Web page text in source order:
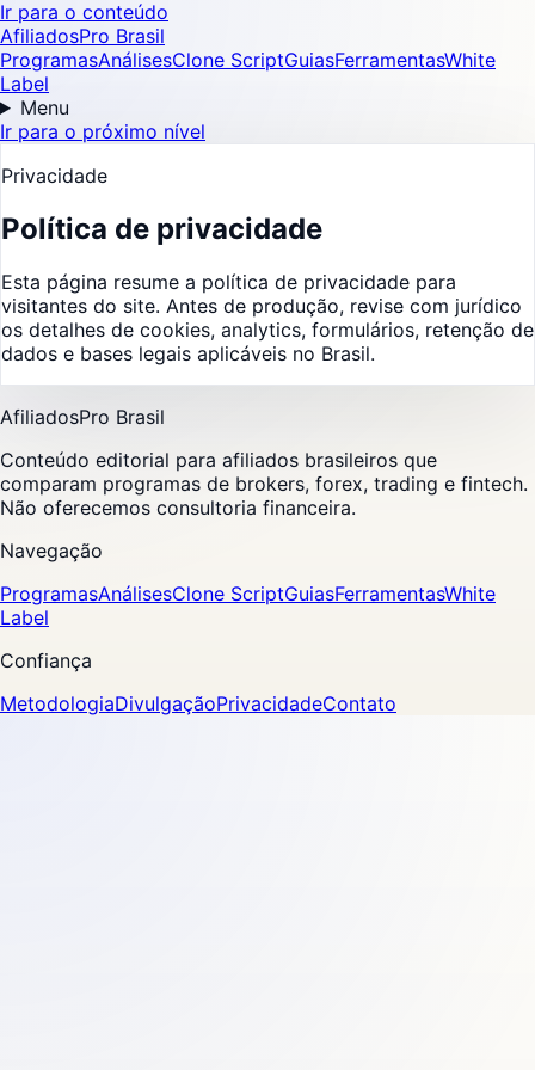
Ir para o conteúdo
AfiliadosPro Brasil
ProgramasAnálisesClone ScriptGuiasFerramentasWhite
Label
Menu
Ir para o próximo nível
Privacidade
Política de privacidade
Esta página resume a política de privacidade para
visitantes do site. Antes de produção, revise com jurídico
os detalhes de cookies, analytics, formulários, retenção de
dados e bases legais aplicáveis no Brasil.
AfiliadosPro Brasil
Conteúdo editorial para afiliados brasileiros que
comparam programas de brokers, forex, trading e fintech.
Não oferecemos consultoria financeira.
Navegação
ProgramasAnálisesClone ScriptGuiasFerramentasWhite
Label
Confiança
MetodologiaDivulgaçãoPrivacidadeContato